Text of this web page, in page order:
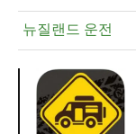
뉴질랜드 운전